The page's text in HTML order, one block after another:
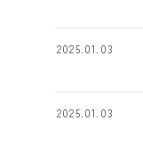
2025.01.03
2025.01.03